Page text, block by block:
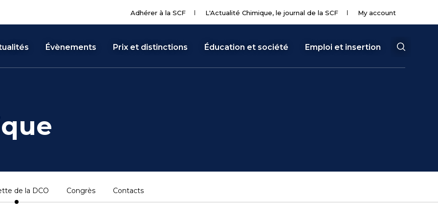
Adhérer à la SCF L'Actualité Chimique, le journal de la SCF My account
Évènements Prix et distinctions Éducation et société Emploi et insertion
de la DCO Congrès Contacts